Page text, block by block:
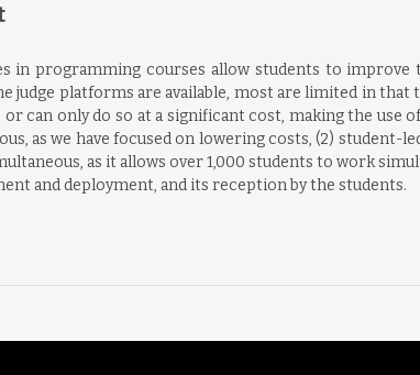
in programming courses allow students to
judge platforms are available, most are limited in
can only do so at a significant cost, making the use
as we have focused on lowering costs, (2) student-
as it allows over 1,000 students to work
and deployment, and its reception by the students.